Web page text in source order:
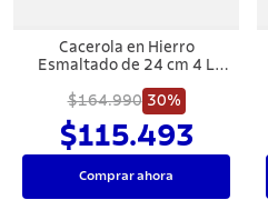
Cacerola en Hierro
Esmaltado de 24 cm 4 L
$164.990 30%
$115.493
Comprar ahora